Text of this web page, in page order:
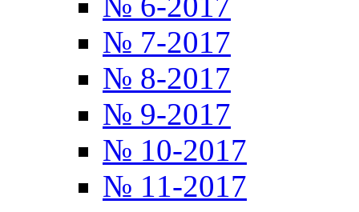
№ 7-2017
№ 8-2017
№ 9-2017
№ 10-2017
№ 11-2017